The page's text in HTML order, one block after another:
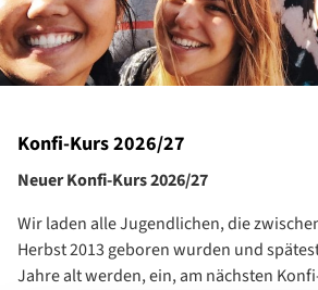
Konfi-Kurs 2026/27
Neuer Konfi-Kurs 2026/27
Wir laden alle Jugendlichen, die
Herbst 2013 geboren wurden und
Jahre alt werden, ein, am nächsten